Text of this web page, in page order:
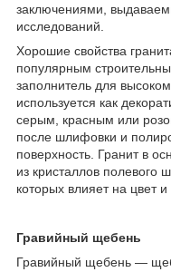
заключениями,
исследований.
Хорошие свойства
популярным
заполнитель для
используется как
серым, красным или
после шлифовки и
поверхность. Гранит в
из кристаллов полевого
которых влияет на цвет и
Гравийный щебень
Гравийный щебень —